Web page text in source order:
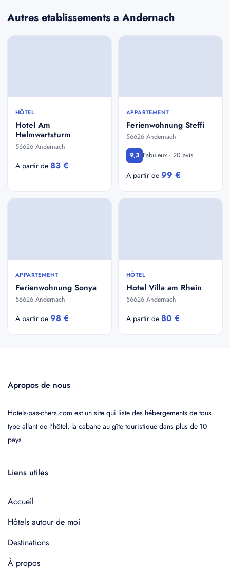
Autres etablissements a Andernach
HÔTEL
Hotel Am
Helmwartsturm
56626 Andernach
A partir de 83 €
APPARTEMENT
Ferienwohnung Steffi
56626 Andernach
9,3 Fabuleux · 20 avis
A partir de 99 €
APPARTEMENT
Ferienwohnung Sonya
56626 Andernach
A partir de 98 €
HÔTEL
Hotel Villa am Rhein
56626 Andernach
A partir de 80 €
Apropos de nous
Hotels-pas-chers.com est un site qui liste des hébergements de tous
type allant de l'hôtel, la cabane au gîte touristique dans plus de 10
pays.
Liens utiles
Accueil
Hôtels autour de moi
Destinations
À propos